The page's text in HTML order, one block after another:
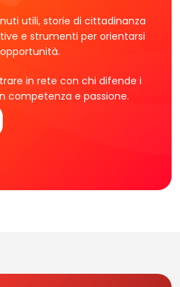
utili, storie di cittadinanza
e strumenti per orientarsi
in rete con chi difende i
competenza e passione.